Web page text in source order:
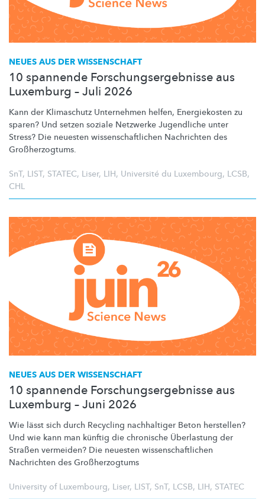
NEUES AUS DER WISSENSCHAFT
10 spannende Forschungsergebnisse aus
Luxemburg – Juli 2026
Kann der Klimaschutz Unternehmen helfen, Energiekosten zu
sparen? Und setzen soziale Netzwerke Jugendliche unter
Stress? Die neuesten wissenschaftlichen Nachrichten des
Großherzogtums.
SnT, LIST, STATEC, Liser, LIH, Université du Luxembourg, LCSB,
CHL
NEUES AUS DER WISSENSCHAFT
10 spannende Forschungsergebnisse aus
Luxemburg – Juni 2026
Wie lässt sich durch Recycling nachhaltiger Beton herstellen?
Und wie kann man künftig die chronische Überlastung der
Straßen vermeiden? Die neuesten wissenschaftlichen
Nachrichten des Großherzogtums
University of Luxembourg, Liser, LIST, SnT, LCSB, LIH, STATEC